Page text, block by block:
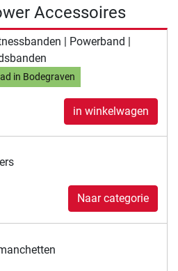
Accessoires
| Powerband |
in Bodegraven
in winkelwagen
Naar categorie